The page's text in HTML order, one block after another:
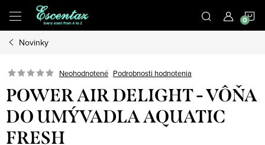
obsah
Novinky
Neohodnotené Podrobnosti hodnotenia
POWER AIR DELIGHT - VÔŇA
DO UMÝVADLA AQUATIC
FRESH